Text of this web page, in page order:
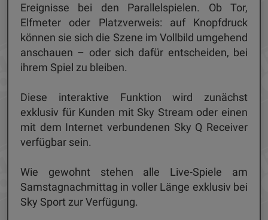
Ereignisse bei den Parallelspielen. Ob Tor,
Elfmeter oder Platzverweis: auf Knopfdruck
können sie sich die Szene im Vollbild umgehend
anschauen – oder sich dafür entscheiden, bei
ihrem Spiel zu bleiben.
Diese interaktive Funktion wird zunächst
exklusiv für Kunden mit Sky Stream oder einen
mit dem Internet verbundenen Sky Q Receiver
verfügbar sein.
Wie gewohnt stehen alle Live-Spiele am
Samstagnachmittag in voller Länge exklusiv bei
Sky Sport zur Verfügung.